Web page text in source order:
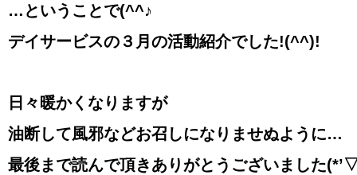
…ということで(^^♪
デイサービスの３月の活動紹介でした!(^^)!
日々暖かくなりますが
油断して風邪などお召しになりませぬように…
最後まで読んで頂きありがとうございました(*’